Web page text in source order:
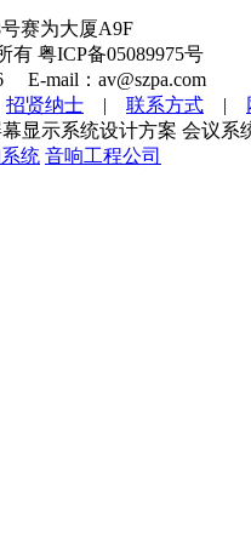
赛为大厦A9F
有 粤ICP备05089975号
E-mail：av@szpa.com
招贤纳士 | 联系方式 |
显示系统设计方案 会议
统 音响工程公司